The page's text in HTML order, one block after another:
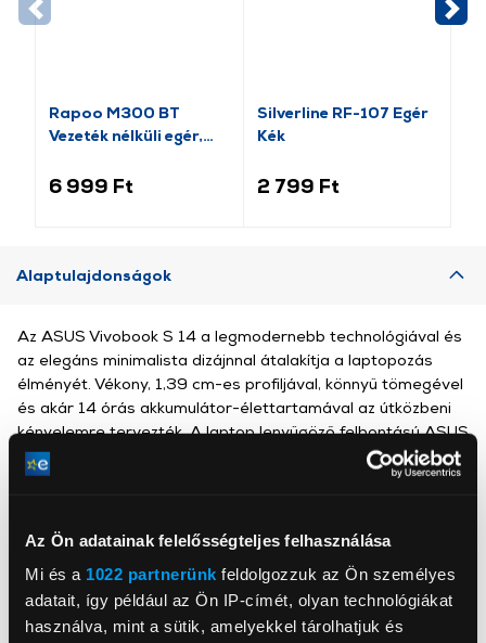
Az Ön adatainak felelősségteljes felhasználása
Mi és a 1022 partnerünk feldolgozzuk az Ön személyes
adatait, így például az Ön IP-címét, olyan technológiákat
használva, mint a sütik, amelyekkel tárolhatjuk és
Rapoo M300 BT
Vezeték nélküli egér,
(184340)
6 999 Ft
Silverline RF-107 Egér
Kék
2 799 Ft
Alaptulajdonságok
Az ASUS Vivobook S 14 a legmodernebb technológiával és
az elegáns minimalista dizájnnal átalakítja a laptopozás
élményét. Vékony, 1,39 cm-es profiljával, könnyű tömegével
és akár 14 órás akkumulátor-élettartamával az útközbeni
kényelemre tervezték. A laptop lenyűgöző felbontású ASUS
OLED kijelzővel, RGB háttérvilágítású, ergonomikus
billentyűzettel, rendkívül nagy érintőpaddal és ASUS FHD